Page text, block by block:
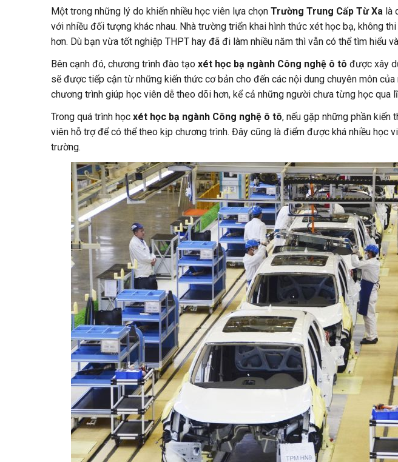
Một trong những lý do khiến nhiều học viên lựa chọn Trường Trung Cấp Từ Xa là
với nhiều đối tượng khác nhau. Nhà trường triển khai hình thức xét học bạ, không
hơn. Dù bạn vừa tốt nghiệp THPT hay đã đi làm nhiều năm thì vẫn có thể tìm hiểu
Bên cạnh đó, chương trình đào tạo xét học bạ ngành Công nghệ ô tô được xây
sẽ được tiếp cận từ những kiến thức cơ bản cho đến các nội dung chuyên môn của
chương trình giúp học viên dễ theo dõi hơn, kể cả những người chưa từng học qua
Trong quá trình học xét học bạ ngành Công nghệ ô tô, nếu gặp những phần kiến
viên hỗ trợ để có thể theo kịp chương trình. Đây cũng là điểm được khá nhiều học
trường.